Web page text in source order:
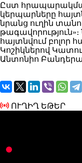
Ըստ
կերպարները
նրանց ուղին
հայտնվում բոլոր
Կոշիկներով
Անտոնիո
ՈՒՂԻՂ ԵԹԵՐ